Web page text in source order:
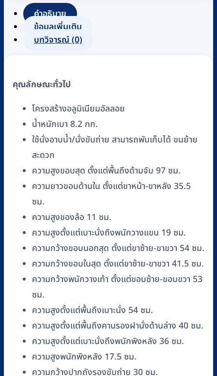
พร้อม
อาบ
อลู
เนียม
อัลลอย
ฐาน
พร้อม
พนัก
วาง
เท้า
รหัส
RM-
ECH17
ชิ้น
คำอธิบาย
ข้อมูลเพิ่มเติม
บทวิจารณ์ (0)
คุณลักษณะทั่วไป
โครงสร้างอลูมิเนียมอัลลอย
น้ำหนักเบา 8.2 กก.
ใช้นั่งอาบน้ำ/นั่งขับถ่าย สามารถพับเก็บได้ ขนย้าย
สะดวก
ความสูงขอบสุด ตั้งแต่พื้นถึงด้ามจับ 97 ซม.
ความยาวขอบด้านใน ตั้งแต่ขาหน้า-ขาหลัง 35.5
ซม.
ความสูงของล้อ 11 ซม.
ความสูงตั้งแต่เบาะนั่งถึงพนักวางแขน 19 ซม.
ความกว้างขอบนอกสุด ตั้งแต่ขาซ้าย-ขาขวา 54 ซม.
ความกว้างขอบในสุด ตั้งแต่ขาซ้าย-ขาขวา 41.5 ซม.
ความกว้างพนักวางเท้า ตั้งแต่ขอบซ้าย-ขอบขวา 53
ซม.
ความสูงตั้งแต่พื้นถึงเบาะนั่ง 54 ซม.
ความสูงตั้งแต่พื้นถึงคานรองฝานั่งด้านล่าง 40 ซม.
ความสูงตั้งแต่เบาะนั่งถึงพนักพิงหลัง 36 ซม.
ความสูงพนักพิงหลัง 17.5 ซม.
ความกว้างปากถังรองขับถ่าย 30 ซม.